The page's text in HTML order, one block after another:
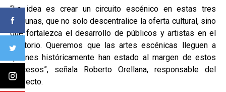
“La idea es crear un circuito escénico en estas tres
comunas, que no solo descentralice la oferta cultural, sino
que fortalezca el desarrollo de públicos y artistas en el
territorio. Queremos que las artes escénicas lleguen a
quienes históricamente han estado al margen de estos
procesos”, señala Roberto Orellana, responsable del
proyecto.